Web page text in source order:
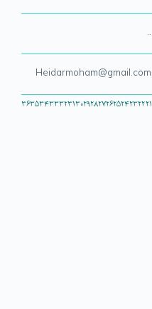
..
Heidarmoham@gmail.com
۲۱۲۲۲۳۲۴۲۵۲۶۲۷۲۸۲۹۳۰۳۱۳۲۳۳۳۴۳۵۳۶